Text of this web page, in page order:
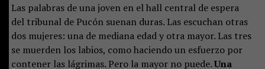
Las palabras de una joven en el hall central de espera
del tribunal de Pucón suenan duras. Las escuchan otras
dos mujeres: una de mediana edad y otra mayor. Las tres
se muerden los labios, como haciendo un esfuerzo por
contener las lágrimas. Pero la mayor no puede.Una